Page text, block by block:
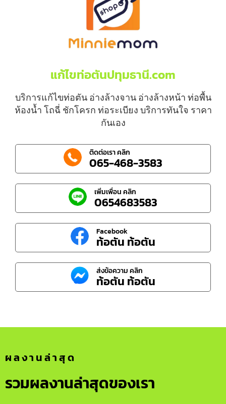
แก้ไขท่อตันปทุมธานี.com
บริการแก้ไขท่อตัน อ่างล้างจาน อ่างล้างหน้า ท่อพื้น
ห้องน้ำ โถฉี่ ชักโครก ท่อระเบียง บริการทันใจ ราคา
กันเอง
ติดต่อเรา คลิก
065-468-3583
เพิ่มเพื่อน คลิก
0654683583
Facebook
ท้อตัน ท้อตัน
ส่งข้อความ คลิก
ท้อตัน ท้อตัน
ผลงานล่าสุด
รวมผลงานล่าสุดของเรา